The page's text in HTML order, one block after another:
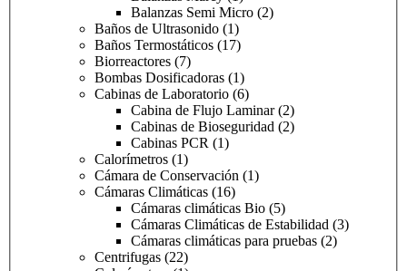
Balanzas Semi Micro (2)
Baños de Ultrasonido (1)
Baños Termostáticos (17)
Biorreactores (7)
Bombas Dosificadoras (1)
Cabinas de Laboratorio (6)
Cabina de Flujo Laminar(2)
Cabinas de Bioseguridad (2)
Cabinas PCR (1)
Calorímetros (1)
Cámara de Conservación (1)
Cámaras Climáticas (16)
Cámaras climáticas Bio (5)
Cámaras Climáticas de Estabilidad (3)
Cámaras climáticas para pruebas (2)
Centrifugas (22)